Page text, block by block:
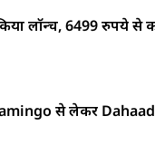
लॉन्च, 6499 रुपये से
से लेकर Dahaad